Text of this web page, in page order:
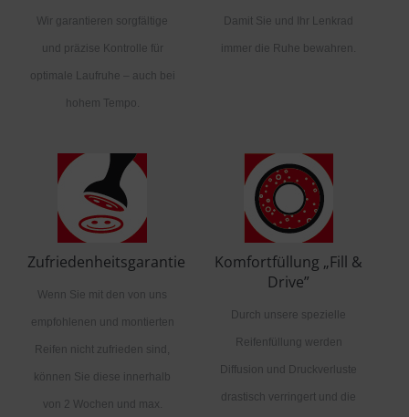
Wir garantieren sorgfältige
und präzise Kontrolle für
optimale Laufruhe – auch bei
hohem Tempo.
Damit Sie und Ihr Lenkrad
immer die Ruhe bewahren.
Zufriedenheitsgarantie
Wenn Sie mit den von uns
empfohlenen und montierten
Reifen nicht zufrieden sind,
können Sie diese innerhalb
von 2 Wochen und max.
Komfortfüllung „Fill &
Drive”
Durch unsere spezielle
Reifenfüllung werden
Diffusion und Druckverluste
drastisch verringert und die